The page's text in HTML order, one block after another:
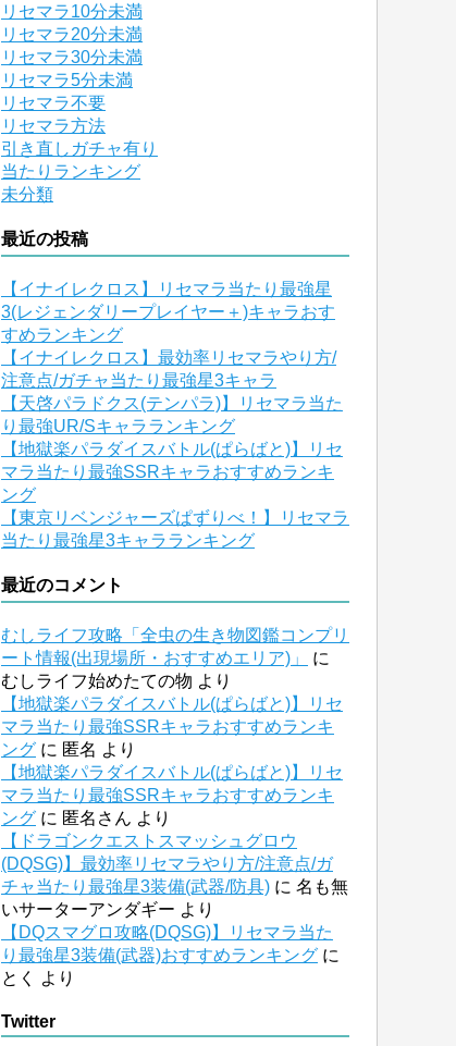
リセマラ10分未満
リセマラ20分未満
リセマラ30分未満
リセマラ5分未満
リセマラ不要
リセマラ方法
引き直しガチャ有り
当たりランキング
未分類
最近の投稿
【イナイレクロス】リセマラ当たり最強星
3(レジェンダリープレイヤー＋)キャラおす
すめランキング
【イナイレクロス】最効率リセマラやり方/
注意点/ガチャ当たり最強星3キャラ
【天啓パラドクス(テンパラ)】リセマラ当た
り最強UR/Sキャラランキング
【地獄楽パラダイスバトル(ぱらばと)】リセ
マラ当たり最強SSRキャラおすすめランキ
ング
【東京リベンジャーズぱずりべ！】リセマラ
当たり最強星3キャラランキング
最近のコメント
むしライフ攻略「全虫の生き物図鑑コンプリ
ート情報(出現場所・おすすめエリア)」
に
むしライフ始めたての物 より
【地獄楽パラダイスバトル(ぱらばと)】リセ
マラ当たり最強SSRキャラおすすめランキ
ング に 匿名 より
【地獄楽パラダイスバトル(ぱらばと)】リセ
マラ当たり最強SSRキャラおすすめランキ
ング に 匿名さん より
【ドラゴンクエストスマッシュグロウ
(DQSG)】最効率リセマラやり方/注意点/ガ
チャ当たり最強星3装備(武器/防具) に 名も無
いサーターアンダギー より
【DQスマグロ攻略(DQSG)】リセマラ当た
り最強星3装備(武器)おすすめランキング に
とく
より
Twitter